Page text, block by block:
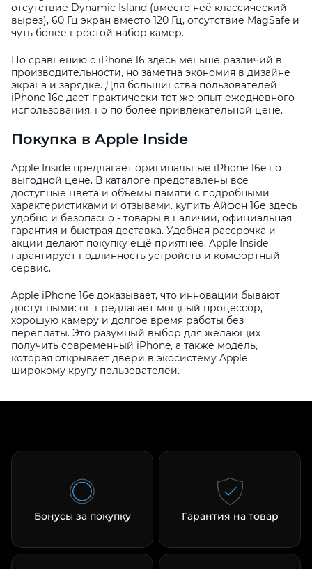
отсутствие Dynamic Island (вместо неё классический
вырез), 60 Гц экран вместо 120 Гц, отсутствие MagSafe и
чуть более простой набор камер.
По сравнению с iPhone 16 здесь меньше различий в
производительности, но заметна экономия в дизайне
экрана и зарядке. Для большинства пользователей
iPhone 16e дает практически тот же опыт ежедневного
использования, но по более привлекательной цене.
Покупка в Apple Inside
Apple Inside предлагает оригинальные iPhone 16e по
выгодной цене. В каталоге представлены все
доступные цвета и объемы памяти с подробными
характеристиками и отзывами. купить Айфон 16е здесь
удобно и безопасно - товары в наличии, официальная
гарантия и быстрая доставка. Удобная рассрочка и
акции делают покупку ещё приятнее. Apple Inside
гарантирует подлинность устройств и комфортный
сервис.
Apple iPhone 16e доказывает, что инновации бывают
доступными: он предлагает мощный процессор,
хорошую камеру и долгое время работы без
переплаты. Это разумный выбор для желающих
получить современный iPhone, а также модель,
которая открывает двери в экосистему Apple
широкому кругу пользователей.
Бонусы за покупку Гарантия на товар